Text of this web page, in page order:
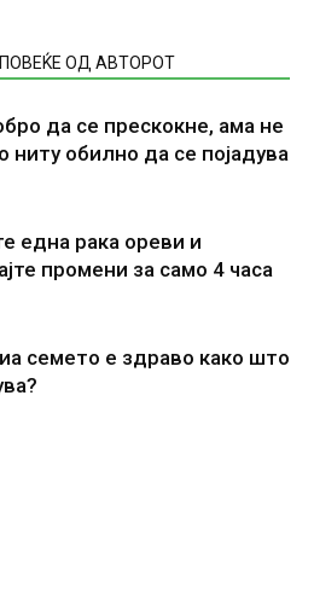
ПОВЕЌЕ ОД АВТОРОТ
да се прескокне, ама не
ниту обилно да се појадува
една рака ореви и
промени за само 4 часа
семето е здраво како што